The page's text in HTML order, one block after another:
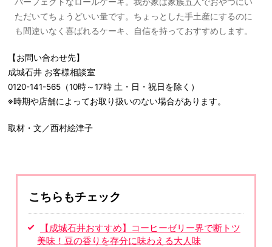
ただいてちょうどいい量です。ちょっとした手土産にするのに
も間違いなく喜ばれるケーキ、自信を持っておすすめします。
【お問い合わせ先】
成城石井 お客様相談室
0120-141-565（10時～17時 土・日・祝日を除く）
※時期や店舗によってお取り扱いのない場合があります。
取材・文／西村絵津子
こちらもチェック
【成城石井おすすめ】コーヒーゼリー界で断トツ
美味！豆の香りを存分に味わえる大人味